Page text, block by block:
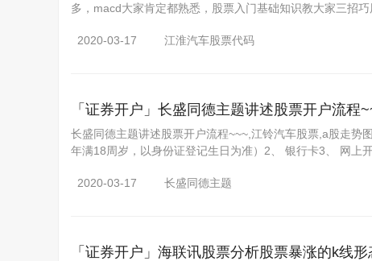
多，macd大家肯定都熟悉，股票入门基础知识教大家三招巧
2020-03-17 江淮汽车股票代码
「证券开户」 长盛同德主题讲述股票开户流程
长盛同德主题讲述股票开户流程~~~,江铃汽车股票,a股走势
年满18周岁，以身份证登记生日为准）2、 银行卡3、 网上
2020-03-17 长盛同德主题
「证券开户」 海联讯股票分析股票暴涨的k线形